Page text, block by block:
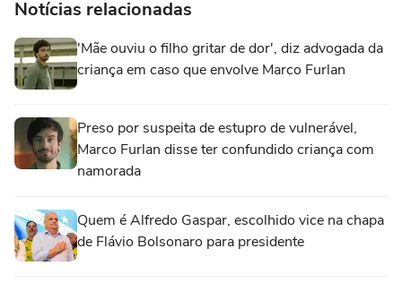
Notícias relacionadas
'Mãe ouviu o filho gritar de dor', diz advogada da
criança em caso que envolve Marco Furlan
Preso por suspeita de estupro de vulnerável,
Marco Furlan disse ter confundido criança com
namorada
Quem é Alfredo Gaspar, escolhido vice na chapa
de Flávio Bolsonaro para presidente